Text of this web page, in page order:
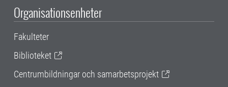
Organisationsenheter
Fakulteter
Biblioteket
Centrumbildningar och samarbetsprojekt